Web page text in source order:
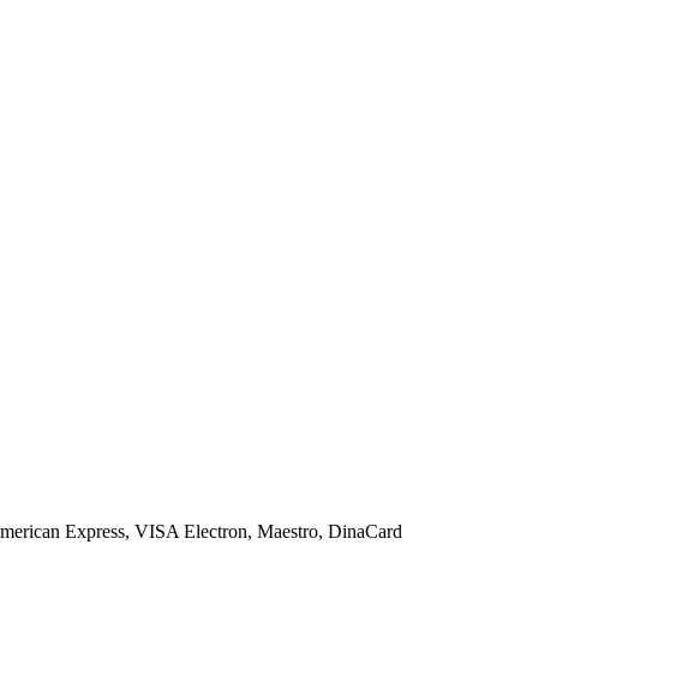
Express, VISA Electron, Maestro, DinaCard